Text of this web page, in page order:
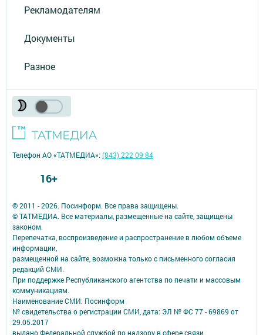
Рекламодателям
Документы
Разное
© 2011 - 2026. Посинформ. Все права защищены.
© ТАТМЕДИА. Все материалы, размещенные на сайте, защищены
законом.
Перепечатка, воспроизведение и распространение в любом объеме
информации,
размещенной на сайте, возможна только с письменного согласия
редакций СМИ.
При поддержке Республиканского агентства по печати и массовым
коммуникациям.
Наименование СМИ: Посинформ
№ свидетельства о регистрации СМИ, дата: ЭЛ № ФС 77 - 69869 от
29.05.2017
выдано Федеральной службой по надзору в сфере связи,
Телефон АО «ТАТМЕДИА»:(843) 222 09 84
16+